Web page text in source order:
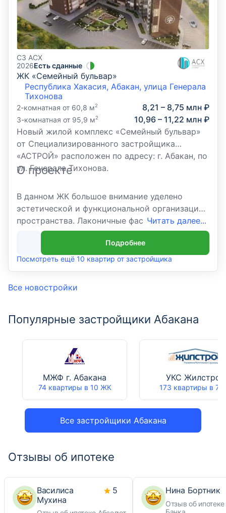
Все новостройки
СЗ АСХ
2026Есть сданные
ЖК «Семейный бульвар»
Республика Хакасия, Абакан, улица Генерала
Тихонова
2-комнатная от 60,8 м2 8,21 – 8,75 млн ₽
3-комнатная от 95,9 м2
10,96 – 11,22 млн ₽
Новый жилой комплекс «Семейный бульвар»
от Специализированного застройщика
«АСТРОЙ» расположен по адресу: г. Абакан, по
ул. Генерала Тихонова.
О проекте
В данном ЖК большое внимание уделено
эстетической и функциональной организации
пространства. Лаконичные фасады,панорамное
остекление, уникальные планировочные
решения, подъезды с дизайнерским ремонтом.
ЖК «Семейный бульвар» расположен в новом
быстро развивающемся районе Арбан, в пешей
расположению комплекса его жители могут
Рядом есть все необходимое для комфортной
детские сады и детская поликлиника. А за
безопасность отвечает круглосуточная охрана
Читать далее...
Подробнее
Посмотреть ещё 10 квартир от застройщика
Популярные застройщики Абакана
Все застройщики Абакана
МЖФ г. Абакана
74 квартиры в 10 ЖК
УКС Жилстрой
173 квартиры в 7
Отзывы об ипотеке
Василиса
Мухина
5 Нина Бортник
Отзыв об